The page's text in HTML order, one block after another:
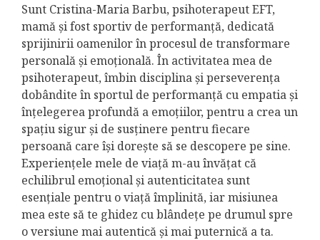
Sunt Cristina-Maria Barbu, psihoterapeut EFT,
mamă și fost sportiv de performanță, dedicată
sprijinirii oamenilor în procesul de transformare
personală și emoțională. În activitatea mea de
psihoterapeut, îmbin disciplina și perseverența
dobândite în sportul de performanță cu empatia și
înțelegerea profundă a emoțiilor, pentru a crea un
spațiu sigur și de susținere pentru fiecare
persoană care își dorește să se descopere pe sine.
Experiențele mele de viață m-au învățat că
echilibrul emoțional și autenticitatea sunt
esențiale pentru o viață împlinită, iar misiunea
mea este să te ghidez cu blândețe pe drumul spre
o versiune mai autentică și mai puternică a ta.